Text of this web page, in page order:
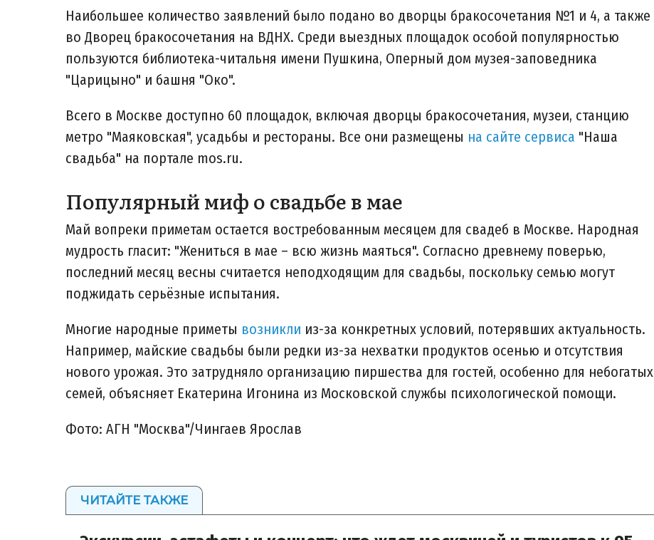
Наибольшее количество заявлений было подано во дворцы бракосочетания №1 и 4, а также
во Дворец бракосочетания на ВДНХ. Среди выездных площадок особой популярностью
пользуются библиотека-читальня имени Пушкина, Оперный дом музея-заповедника
"Царицыно" и башня "Око".
Всего в Москве доступно 60 площадок, включая дворцы бракосочетания, музеи, станцию
метро "Маяковская", усадьбы и рестораны. Все они размещены на сайте сервиса "Наша
свадьба" на портале mos.ru.
Популярный миф о свадьбе в мае
Май вопреки приметам остается востребованным месяцем для свадеб в Москве. Народная
мудрость гласит: "Жениться в мае – всю жизнь маяться". Согласно древнему поверью,
последний месяц весны считается неподходящим для свадьбы, поскольку семью могут
поджидать серьёзные испытания.
Многие народные приметы возникли из-за конкретных условий, потерявших актуальность.
Например, майские свадьбы были редки из-за нехватки продуктов осенью и отсутствия
нового урожая. Это затрудняло организацию пиршества для гостей, особенно для небогатых
семей, объясняет Екатерина Игонина из Московской службы психологической помощи.
Фото: АГН "Москва"/Чингаев Ярослав
ЧИТАЙТЕ ТАКЖЕ